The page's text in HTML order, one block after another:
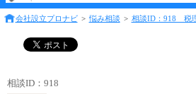
会社設立プロナビ 悩み相談 相談ID：918 税
相談ID：918